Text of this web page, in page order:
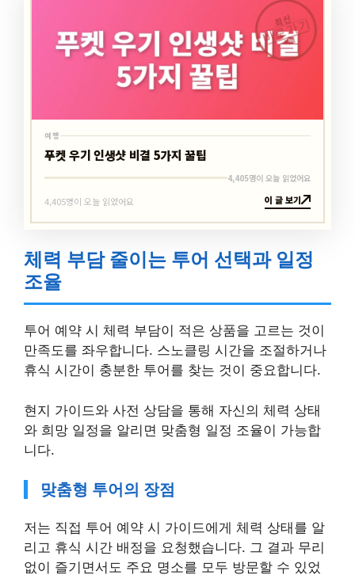
최신
바로가기
여행
여행
푸켓 우기 인생샷 비결 5가지 꿀팁
4,405명이 오늘 읽었어요
4,405명이 오늘 읽었어요 이 글 보기
체력 부담 줄이는 투어 선택과 일정
조율
투어 예약 시 체력 부담이 적은 상품을 고르는 것이
만족도를 좌우합니다. 스노클링 시간을 조절하거나
휴식 시간이 충분한 투어를 찾는 것이 중요합니다.
현지 가이드와 사전 상담을 통해 자신의 체력 상태
와 희망 일정을 알리면 맞춤형 일정 조율이 가능합
니다.
맞춤형 투어의 장점
저는 직접 투어 예약 시 가이드에게 체력 상태를 알
리고 휴식 시간 배정을 요청했습니다. 그 결과 무리
없이 즐기면서도 주요 명소를 모두 방문할 수 있었